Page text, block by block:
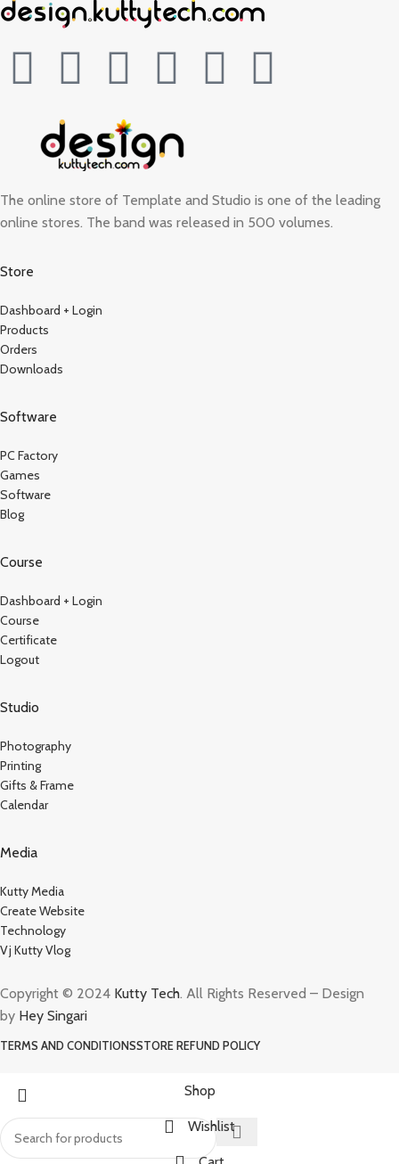
The online store of Template and Studio is one of the leading
online stores. The band was released in 500 volumes.
Store
Dashboard + Login
Products
Orders
Downloads
Software
PC Factory
Games
Software
Blog
Course
Dashboard + Login
Course
Certificate
Logout
Studio
Photography
Printing
Gifts & Frame
Calendar
Media
Kutty Media
Create Website
Technology
Vj Kutty Vlog
Copyright © 2024 Kutty Tech. All Rights Reserved – Design
by Hey Singari
TERMS AND CONDITIONSSTORE REFUND POLICY
Shop
Wishlist